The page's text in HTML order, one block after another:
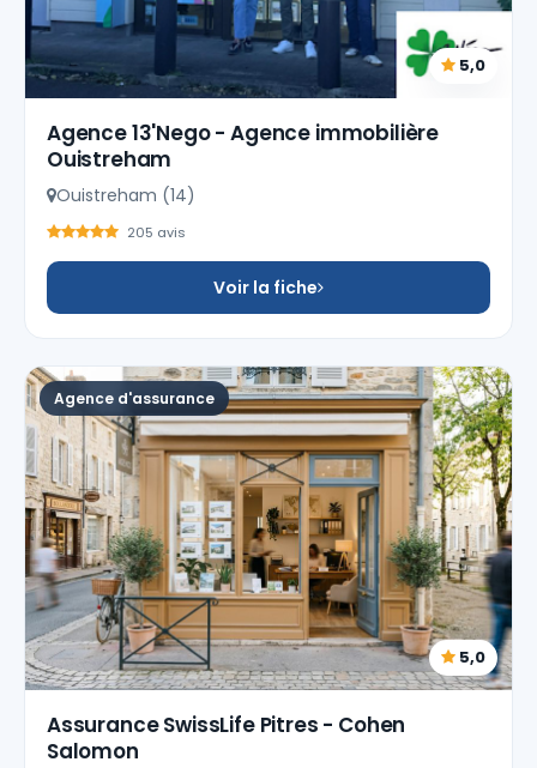
5,0
Agence 13'Nego - Agence immobilière
Ouistreham
Ouistreham (14)
205 avis
Voir la fiche
Agence d'assurance
5,0
Assurance SwissLife Pitres - Cohen
Salomon